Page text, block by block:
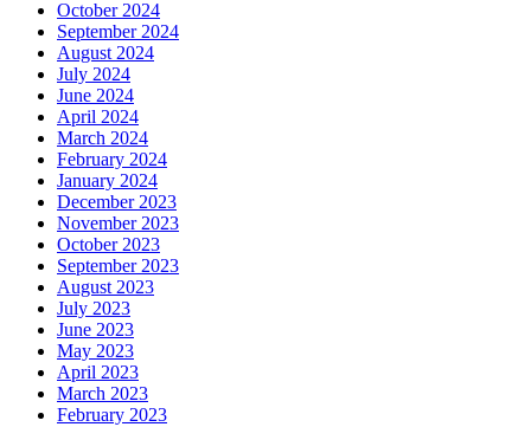
October 2024
September 2024
August 2024
July 2024
June 2024
April 2024
March 2024
February 2024
January 2024
December 2023
November 2023
October 2023
September 2023
August 2023
July 2023
June 2023
May 2023
April 2023
March 2023
February 2023